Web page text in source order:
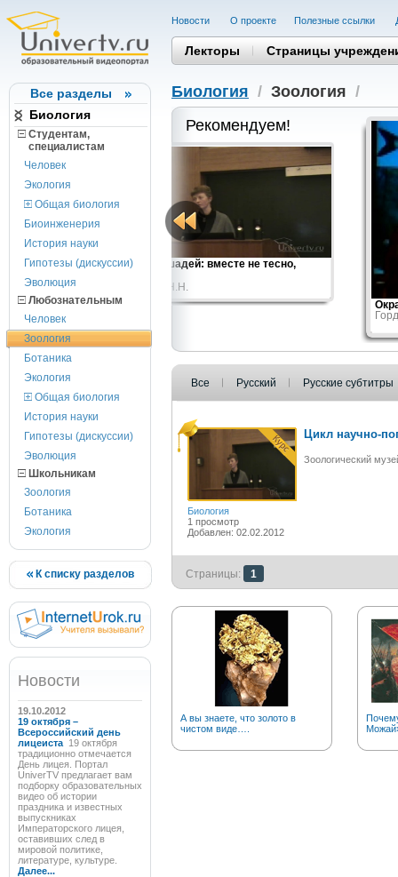
Все разделы
Биология
Студентам,
cпециалистам
Человек
Экология
Общая биология
Биоинженерия
История науки
Гипотезы (дискуссии)
Эволюция
Любознательным
Человек
Зоология
Ботаника
Экология
Общая биология
История науки
Гипотезы (дискуссии)
Эволюция
Школьникам
Зоология
Ботаника
Экология
К списку разделов
Новости
19.10.2012
19 октября –
Всероссийский день
лицеиста 19 октября
традиционно отмечается
День лицея. Портал
UniverTV предлагает вам
подборку образовательных
видео об истории
праздника и известных
выпускниках
Императорского лицея,
оставивших след в
мировой политике,
литературе, культуре.
Далее...
Новости О проекте Полезные cсылки
Лекторы Страницы
Биология / Зоология /
Рекомендуем!
Жизнь лошадей: вместе не тесно,
Спасская Н.Н.
Все Русский Русские субтитры
Биология
1 просмотр
Добавлен: 02.02.2012
Цикл научно-
Зоологический
Страницы: 1
А вы знаете, что золото в
чистом виде….